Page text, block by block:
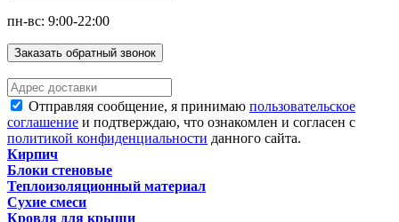
пн-вс: 9:00-22:00
Заказать обратный звонок
Отправляя сообщение, я принимаю пользовательское
соглашение и подтверждаю, что ознакомлен и согласен с
политикой конфиденциальности данного сайта.
Кирпич
Блоки стеновые
Теплоизоляционный материал
Сухие смеси
Кровля для крыши